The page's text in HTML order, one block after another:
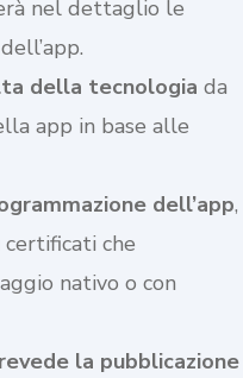
nel dettaglio le
della tecnologia da
app in base alle
dell’app,
che
nativo o con
la pubblicazione